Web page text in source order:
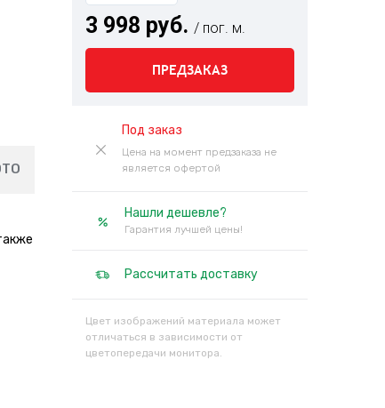
3 998 руб. / пог. м.
ПРЕДЗАКАЗ
Под заказ
Цена на момент предзаказа не
является офертой
Нашли дешевле?
Гарантия лучшей цены!
Рассчитать доставку
Цвет изображений материала может
отличаться в зависимости от
цветопередачи монитора.